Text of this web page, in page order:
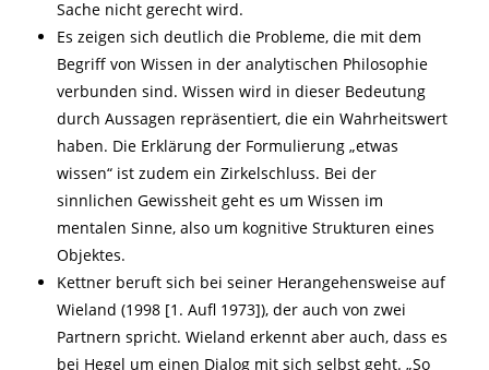
Sache nicht gerecht wird.
Es zeigen sich deutlich die Probleme, die mit dem
Begriff von Wissen in der analytischen Philosophie
verbunden sind. Wissen wird in dieser Bedeutung
durch Aussagen repräsentiert, die ein Wahrheitswert
haben. Die Erklärung der Formulierung „etwas
wissen“ ist zudem ein Zirkelschluss. Bei der
sinnlichen Gewissheit geht es um Wissen im
mentalen Sinne, also um kognitive Strukturen eines
Objektes.
Kettner beruft sich bei seiner Herangehensweise auf
Wieland (1998 [1. Aufl 1973]), der auch von zwei
Partnern spricht. Wieland erkennt aber auch, dass es
bei Hegel um einen Dialog mit sich selbst geht. „So